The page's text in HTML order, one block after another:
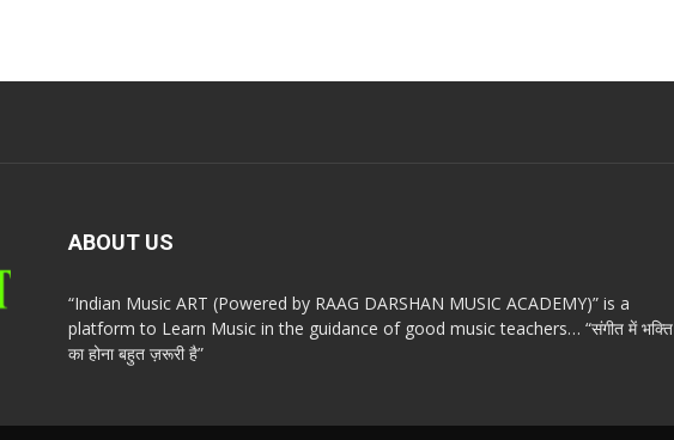
ABOUT US
“Indian Music ART (Powered by RAAG DARSHAN MUSIC ACADEMY)” is a
platform to Learn Music in the guidance of good music teachers… “संगीत में भक्ति
का होना बहुत ज़रूरी है”